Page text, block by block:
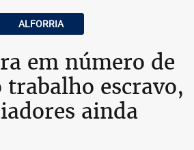
ALFORRIA
em número de
escravo,
ainda